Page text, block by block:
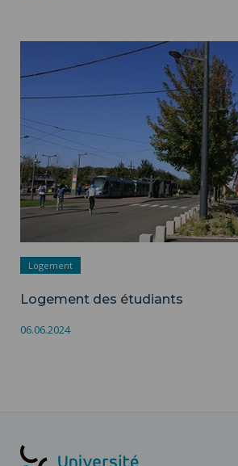
Logement des étudiants ">
Logement
Logement des étudiants
06.06.2024